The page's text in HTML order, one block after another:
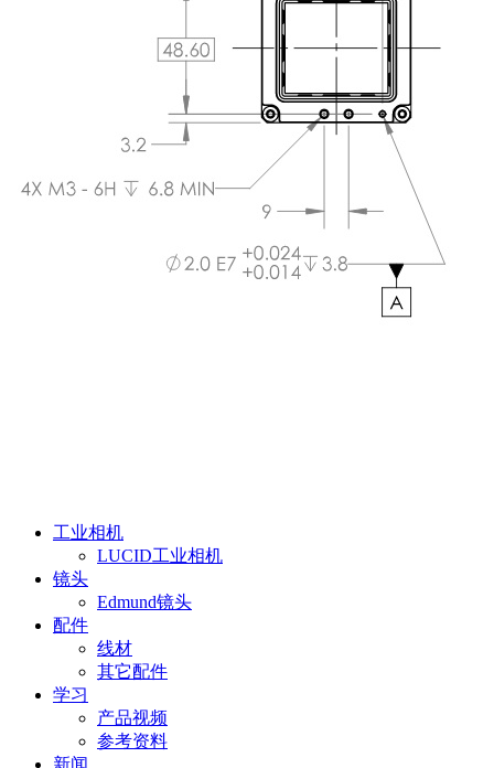
工业相机
LUCID工业相机
镜头
Edmund镜头
配件
线材
其它配件
学习
产品视频
参考资料